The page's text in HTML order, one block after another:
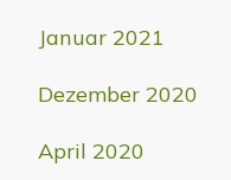
Januar 2021
Dezember 2020
April 2020